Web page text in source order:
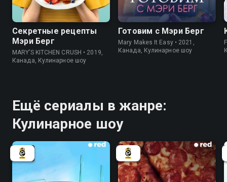
6.1
Секретные рецепты
Мэри Берг
MARY’S KITCHEN CRUSH • 2019,
Канада, Кулинарное шоу
7.8 7.0
Готовим с Мэри Берг
Mary Makes It Easy • 2021,
Канада, Кулинарное шоу
Ещё сериалы в жанре:
Кулинарное шоу